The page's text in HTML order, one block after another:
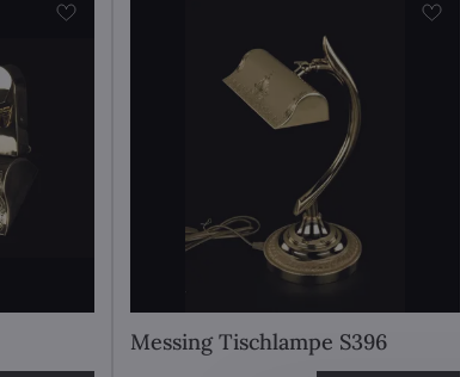
Messing Tischlampe S396